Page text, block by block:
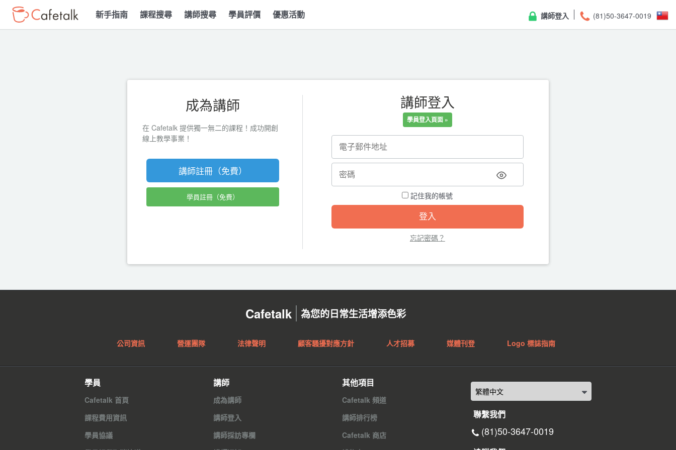
(81)50-3647-0019
講師登入
新手指南 課程搜尋 講師搜尋 學員評價 優惠活動
講師登入
學員登入頁面 »
記住我的帳號
忘記密碼？
成為講師
在 Cafetalk 提供獨一無二的課程！成功開創
線上教學事業！
講師註冊（免費）
學員註冊（免費）
Cafetalk 為您的日常生活增添色彩
公司資訊 營運團隊 法律聲明 顧客騷擾對應方針 人才招募 媒體刊登 Logo 標誌指南
聯繫我們
(81)50-3647-0019
學員
Cafetalk 首頁
課程費用資訊
學員協議
講師
成為講師
講師登入
講師採訪專欄
其他項目
Cafetalk 頻道
講師排行榜
Cafetalk 商店